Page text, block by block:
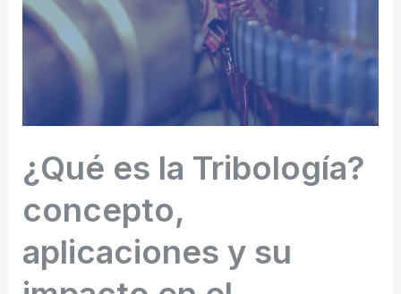
¿Qué es la Tribología?
concepto,
aplicaciones y su
aplicaciones
en
mantenimiento